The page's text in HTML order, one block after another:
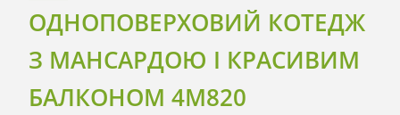
ОДНОПОВЕРХОВИЙ КОТЕДЖ
З МАНСАРДОЮ І КРАСИВИМ
БАЛКОНОМ 4M820